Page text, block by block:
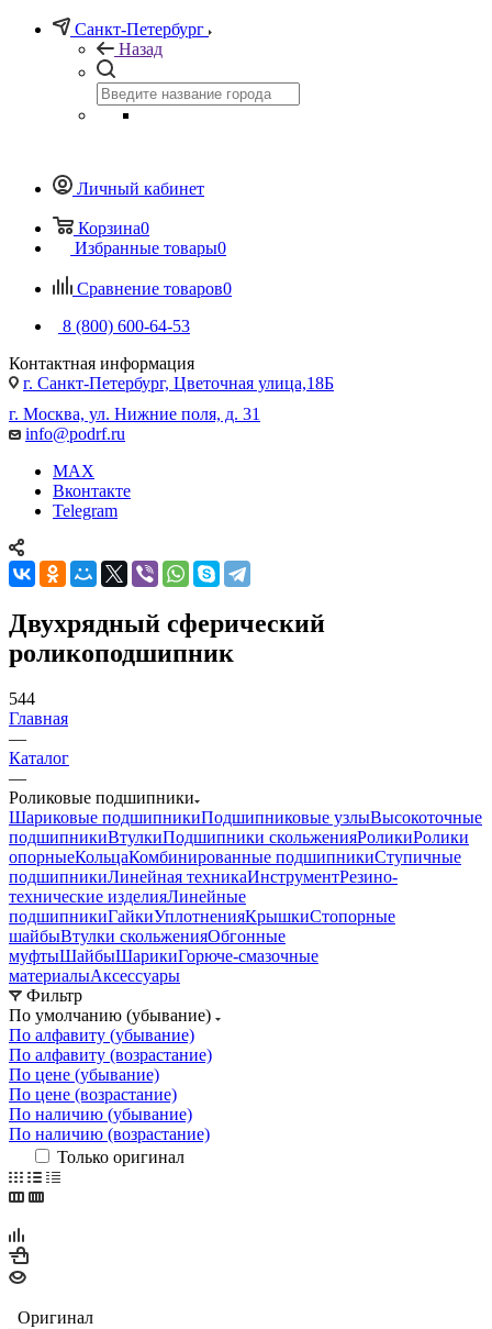
Санкт-Петербург
Назад
Личный кабинет
Корзина0
Избранные товары0
Сравнение товаров0
8 (800) 600-64-53
Контактная информация
г. Санкт-Петербург, Цветочная улица,18Б
г. Москва, ул. Нижние поля, д. 31
info@podrf.ru
MAX
Вконтакте
Telegram
Двухрядный сферический
роликоподшипник
544
Главная
—
Каталог
—
Роликовые подшипники
Шариковые подшипникиПодшипниковые узлыВысокоточные
подшипникиВтулкиПодшипники скольженияРоликиРолики
опорныеКольцаКомбинированные подшипникиСтупичные
подшипникиЛинейная техникаИнструментРезино-
технические изделияЛинейные
подшипникиГайкиУплотненияКрышкиСтопорные
шайбыВтулки скольженияОбгонные
муфтыШайбыШарикиГорюче-смазочные
материалыАксессуары
Фильтр
По умолчанию (убывание)
По алфавиту (убывание)
По алфавиту (возрастание)
По цене (убывание)
По цене (возрастание)
По наличию (убывание)
По наличию (возрастание)
Только оригинал
Оригинал